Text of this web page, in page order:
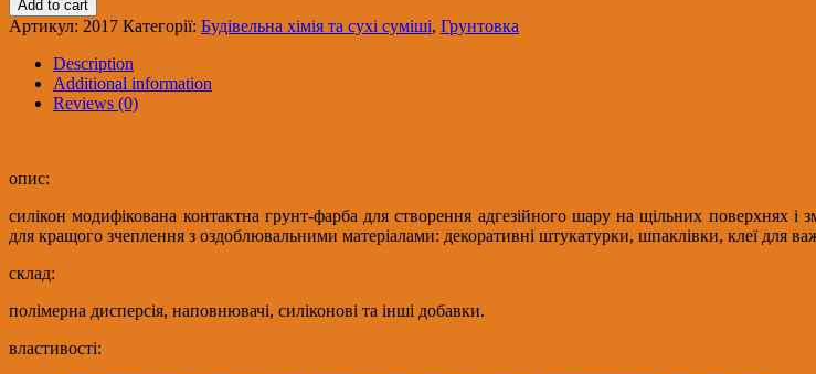
10/10л
Ґрунт-
фарба
силіконова
Contact
Silicon,
SC
081
quantity
Add to cart
Артикул: 2017 Категорії: Будівельна хімія та сухі суміші, Грунтовка
Description
Additional information
Reviews (0)
опис:
силікон модифікована контактна грунт-фарба для створення адгезійного шару на щільних поверхнях
для кращого зчеплення з оздоблювальними матеріалами: декоративні штукатурки, шпаклівки, клеї для
склад:
полімерна дисперсія, наповнювачі, силіконові та інші добавки.
властивості: